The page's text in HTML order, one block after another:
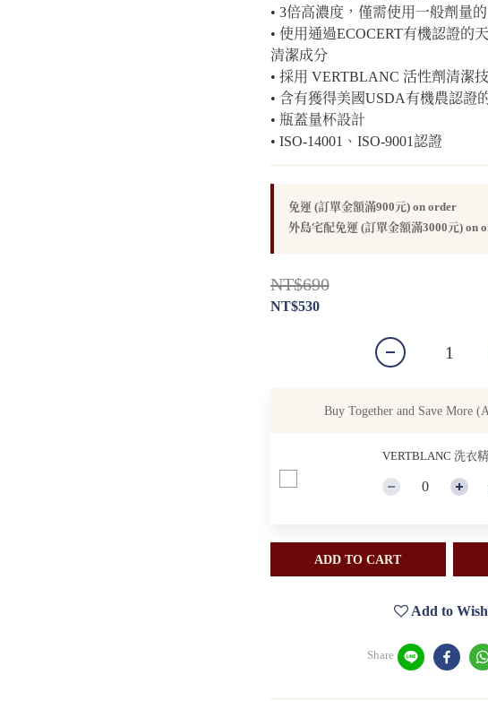
• 3倍高濃度，僅需使用一般劑量
• 使用通過ECOCERT有機認證的
清潔成分
• 採用 VERTBLANC 活性劑清潔
• 含有獲得美國USDA有機農認證
• 瓶蓋量杯設計
• ISO-14001、ISO-9001認證
免運 (訂單金額滿900元) on order
外島宅配免運 (訂單金額滿3000元) on
NT$690
NT$530
Buy Together and Save More
VERTBLANC 洗衣
ADD TO CART
Add to
Share